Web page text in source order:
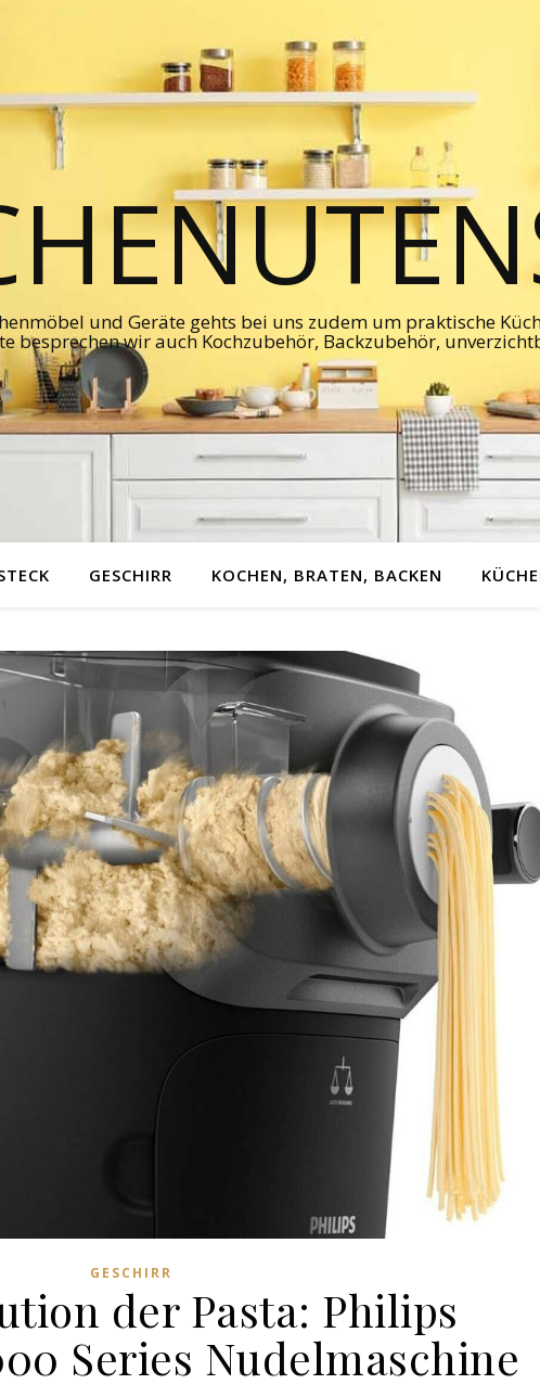
und Geräte gehts bei uns zudem um praktische
besprechen wir auch Kochzubehör, Backzubehör,
GESCHIRR KOCHEN, BRATEN, BACKEN
GESCHIRR
der Pasta: Philips
Series Nudelmaschine